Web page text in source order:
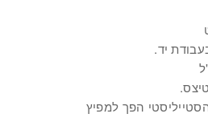
יד.
הפך למפיץ